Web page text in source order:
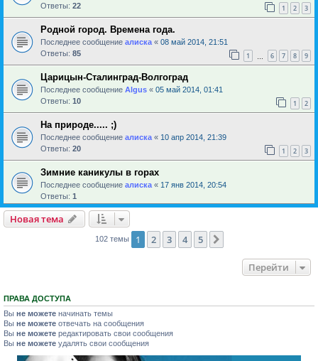
Ответы: 22 1 2 3
Родной город. Времена года.
Последнее сообщение алиска « 08 май 2014, 21:51
Ответы: 85 1 6 7 8 9
Царицын-Сталинград-Волгоград
Последнее сообщение Algus « 05 май 2014, 01:41
Ответы: 10 1 2
На природе..... ;)
Последнее сообщение алиска « 10 апр 2014, 21:39
Ответы: 20 1 2 3
Зимние каникулы в горах
Последнее сообщение алиска « 17 янв 2014, 20:54
Ответы: 1
Новая тема
102 темы 1 2 3 4 5
Перейти
ПРАВА ДОСТУПА
Вы не можете начинать темы
Вы не можете отвечать на сообщения
Вы не можете редактировать свои сообщения
Вы не можете удалять свои сообщения